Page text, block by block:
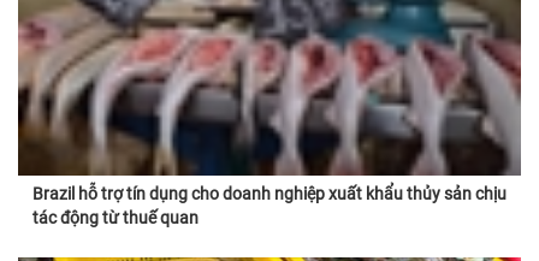
Brazil hỗ trợ tín dụng cho doanh nghiệp xuất khẩu thủy sản chịu
tác động từ thuế quan